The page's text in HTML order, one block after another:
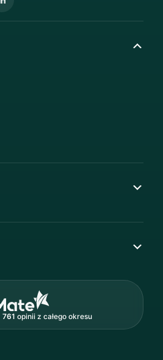
761 opinii z całego okresu